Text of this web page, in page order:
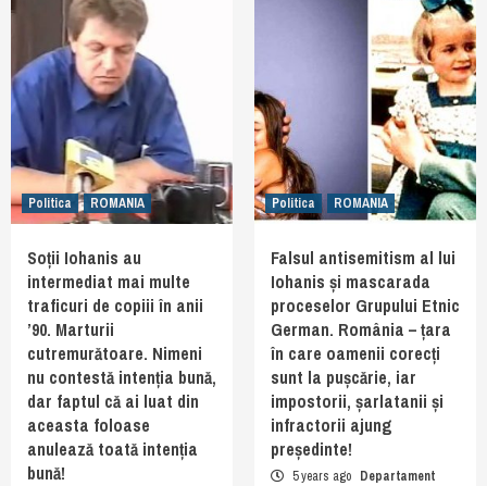
Politica ROMANIA
Soții Iohanis au
intermediat mai multe
traficuri de copiii în anii
’90. Marturii
cutremurătoare. Nimeni
nu contestă intenția bună,
dar faptul că ai luat din
aceasta foloase
anulează toată intenția
bună!
Politica ROMANIA
Falsul antisemitism al lui
Iohanis și mascarada
proceselor Grupului Etnic
German. România – țara
în care oamenii corecți
sunt la pușcărie, iar
impostorii, șarlatanii și
infractorii ajung
președinte!
5 years ago Departament